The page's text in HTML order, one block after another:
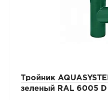
Тройник
зеленый RAL 6005